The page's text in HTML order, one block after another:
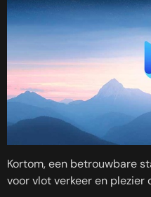
Kortom, een betrouwbare
voor vlot verkeer en plezier